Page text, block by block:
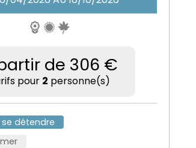
de 306 €
pour 2 personne(s)
détendre